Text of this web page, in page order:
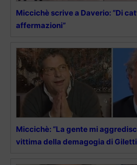
Miccichè scrive a Daverio: “Di
affermazioni”
Miccichè: “La gente mi
vittima della demagogia di